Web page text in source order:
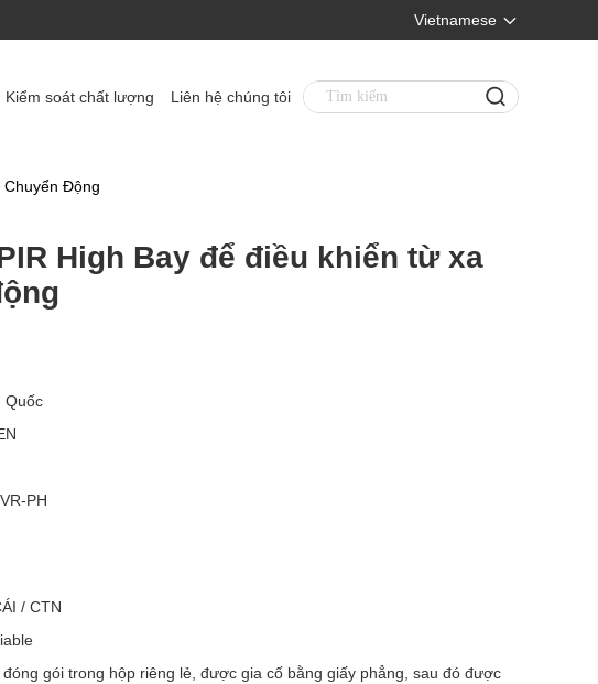
Vietnamese
Kiểm soát chất lượng Liên hệ chúng tôi
Chuyển Động
High Bay để điều khiển từ xa
Quốc
PH
/ CTN
gói trong hộp riêng lẻ, được gia cố bằng giấy phẳng, sau đó được